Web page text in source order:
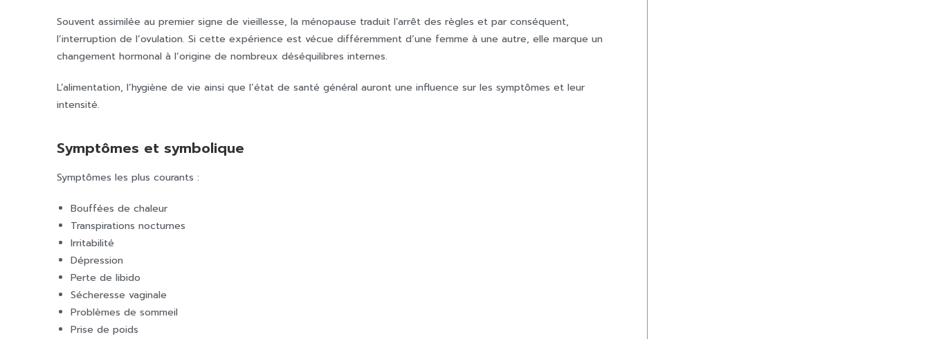
Souvent assimilée au premier signe de vieillesse, la ménopause traduit l’arrêt des règles et par conséquent,
l’interruption de l’ovulation. Si cette expérience est vécue différemment d’une femme à une autre, elle marque un
changement hormonal à l’origine de nombreux déséquilibres internes.
L’alimentation, l’hygiène de vie ainsi que l’état de santé général auront une influence sur les symptômes et leur
intensité.
Symptômes et symbolique
Symptômes les plus courants :
Bouffées de chaleur
Transpirations nocturnes
Irritabilité
Dépression
Perte de libido
Sécheresse vaginale
Problèmes de sommeil
Prise de poids